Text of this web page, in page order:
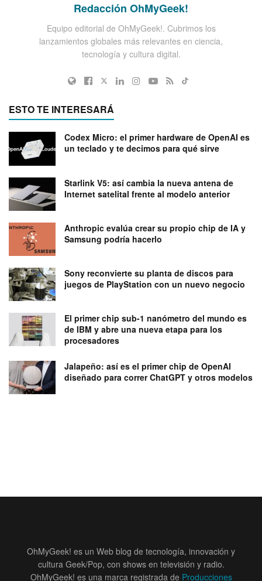
Redacción OhMyGeek!
Equipo editorial de OhMyGeek!. Cubrimos los
lanzamientos globales más relevantes en ciencia,
tecnología y cultura digital.
ESTO TE INTERESARÁ
Codex Micro: el primer hardware de OpenAI es
un teclado y te decimos para qué sirve
Starlink V5: así cambia la nueva antena de
Internet satelital frente al modelo anterior
Anthropic evalúa crear su propio chip de IA y
Samsung podría hacerlo
Sony reconvierte su planta de discos para
juegos de PlayStation con un nuevo negocio
El primer chip sub-1 nanómetro del mundo es
de IBM y abre una nueva etapa para los
procesadores
Jalapeño: así es el primer chip de OpenAI
diseñado para correr ChatGPT y otros modelos
OhMyGeek! es un Web blog de tecnología, innovación y
cultura Geek/Pop, con shows en televisión y radio.
OhMyGeek! es una marca registrada de Producciones